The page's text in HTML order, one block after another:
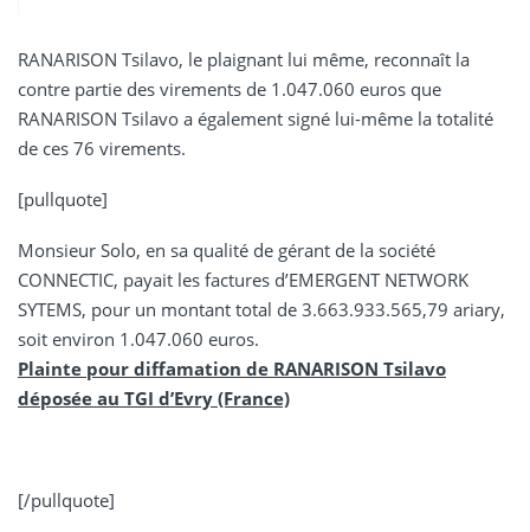
RANARISON Tsilavo, le plaignant lui même, reconnaît la
contre partie des virements de 1.047.060 euros que
RANARISON Tsilavo a également signé lui-même la totalité
de ces 76 virements.
[pullquote]
Monsieur Solo, en sa qualité de gérant de la société
CONNECTIC, payait les factures d’EMERGENT NETWORK
SYTEMS, pour un montant total de 3.663.933.565,79 ariary,
soit environ 1.047.060 euros.
Plainte pour diffamation de RANARISON Tsilavo
déposée au TGI d’Evry (France)
[/pullquote]